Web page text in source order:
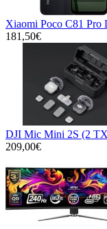
Xiaomi Poco C81
181,50€
DJI Mic Mini 2S (2
209,00€